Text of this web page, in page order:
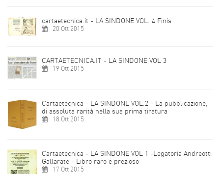
cartaetecnica.it - LA SINDONE VOL. 4 Finis
20 Ott 2015
CARTAETECNICA.IT - LA SINDONE VOL 3
19 Ott 2015
Cartaetecnica - LA SINDONE VOL.2 - La pubblicazione,
di assoluta rarità nella sua prima tiratura
18 Ott 2015
Cartaetecnica - LA SINDONE VOL 1 -Legatoria Andreotti
Gallarate - Libro raro e prezioso
17 Ott 2015